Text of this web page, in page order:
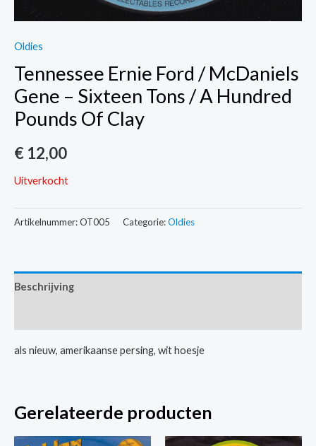
Oldies
Tennessee Ernie Ford / McDaniels
Gene – Sixteen Tons / A Hundred
Pounds Of Clay
€ 12,00
Uitverkocht
Artikelnummer:OT005 Categorie:Oldies
Beschrijving
als nieuw, amerikaanse persing, wit hoesje
Gerelateerde producten